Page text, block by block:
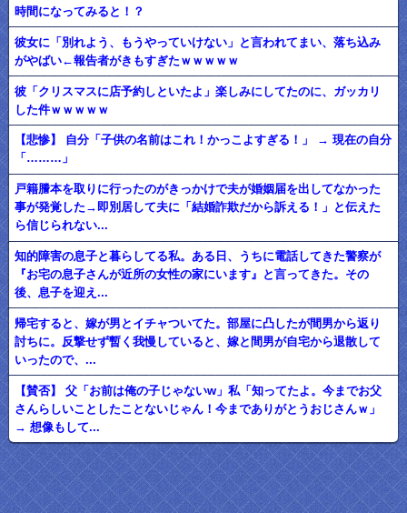
時間になってみると！？
彼女に「別れよう、もうやっていけない」と言われてまい、落ち込み
がやばい←報告者がきもすぎたｗｗｗｗｗ
彼「クリスマスに店予約しといたよ」楽しみにしてたのに、ガッカリ
した件ｗｗｗｗｗ
【悲惨】 自分「子供の名前はこれ！かっこよすぎる！」 → 現在の自分
「………」
戸籍謄本を取りに行ったのがきっかけで夫が婚姻届を出してなかった
事が発覚した→即別居して夫に「結婚詐欺だから訴える！」と伝えた
ら信じられない...
知的障害の息子と暮らしてる私。ある日、うちに電話してきた警察が
『お宅の息子さんが近所の女性の家にいます』と言ってきた。その
後、息子を迎え...
帰宅すると、嫁が男とイチャついてた。部屋に凸したが間男から返り
討ちに。反撃せず暫く我慢していると、嫁と間男が自宅から退散して
いったので、...
【賛否】 父「お前は俺の子じゃないw」私「知ってたよ。今までお父
さんらしいことしたことないじゃん！今までありがとうおじさんｗ」
→ 想像もして...